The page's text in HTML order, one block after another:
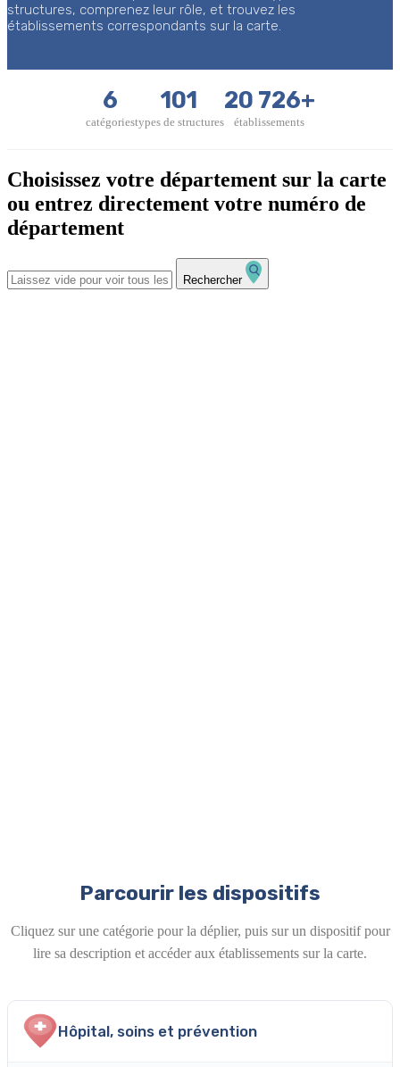
structures, comprenez leur rôle, et trouvez les
établissements correspondants sur la carte.
6
catégories
101
types de structures
20 726+
établissements
Choisissez votre département sur la carte
ou entrez directement votre numéro de
département
Rechercher
Parcourir les dispositifs
Cliquez sur une catégorie pour la déplier, puis sur un dispositif pour
lire sa description et accéder aux établissements sur la carte.
Hôpital, soins et prévention